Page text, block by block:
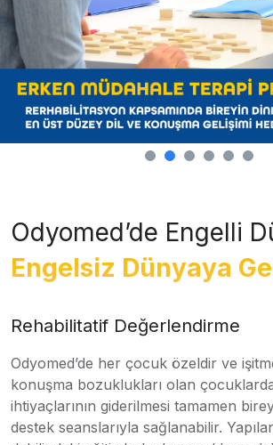
Odyomed’de Engelli
Engelsiz Dünyaya
Rehabilitatif Değerlendirme
Odyomed’de her çocuk özeldir ve
konuşma bozuklukları olan
ihtiyaçlarının giderilmesi tamamen
destek seanslarıyla sağlanabilir.